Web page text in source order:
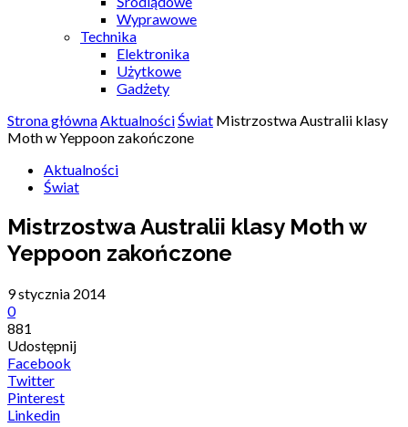
Wyprawowe
Technika
Elektronika
Użytkowe
Gadżety
Strona głównaAktualnościŚwiat Mistrzostwa Australii klasy
Moth w Yeppoon zakończone
Aktualności
Świat
Mistrzostwa Australii klasy Moth w
Yeppoon zakończone
9 stycznia 2014
0
881
Udostępnij
Facebook
Twitter
Pinterest
Linkedin